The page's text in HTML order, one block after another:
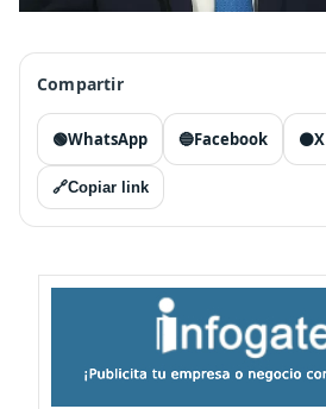
Compartir
🟢WhatsApp 🔵Facebook ⚫X
🔗Copiar link